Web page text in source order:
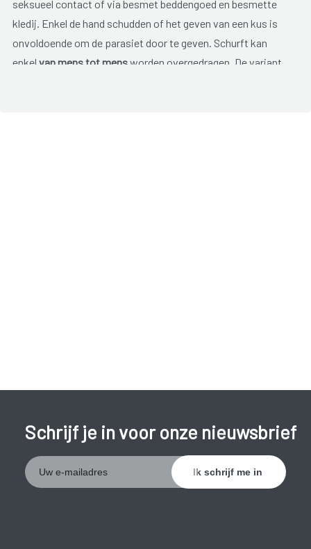
seksueel contact of via besmet beddengoed en besmette
kledij. Enkel de hand schudden of het geven van een kus is
onvoldoende om de parasiet door te geven. Schurft kan
enkel van mens tot mensworden overgedragen. De variant
Schrijf je in voor onze nieuwsbrief